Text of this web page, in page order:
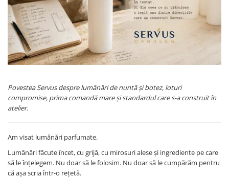
Povestea Servus despre lumânări de nuntă și botez, loturi
compromise, prima comandă mare și standardul care s-a construit în
atelier.
Am visat lumânări parfumate.
Lumânări făcute încet, cu grijă, cu mirosuri alese și ingrediente pe care
să le înțelegem. Nu doar să le folosim. Nu doar să le cumpărăm pentru
că așa scria într-o rețetă.